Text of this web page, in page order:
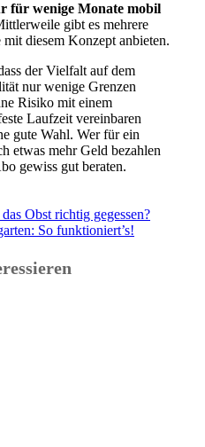
für wenige Monate mobil
gibt es mehrere
diesem Konzept anbieten.
der Vielfalt auf dem
nur wenige Grenzen
Risiko mit einem
Laufzeit vereinbaren
gute Wahl. Wer für ein
etwas mehr Geld bezahlen
gewiss gut beraten.
Obst richtig gegessen?
So funktioniert’s!